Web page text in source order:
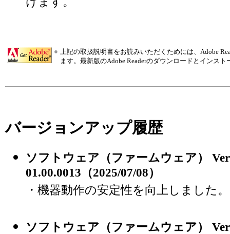
● 上記の取扱説明書をお読みいただくためには、Adobe
ます。最新版のAdobe Readerのダウンロードとインスト
バージョンアップ履歴
ソフトウェア（ファームウェア）
01.00.0013（2025/07/08）
・機器動作の安定性を向上しました。
ソフトウェア（ファームウェア）